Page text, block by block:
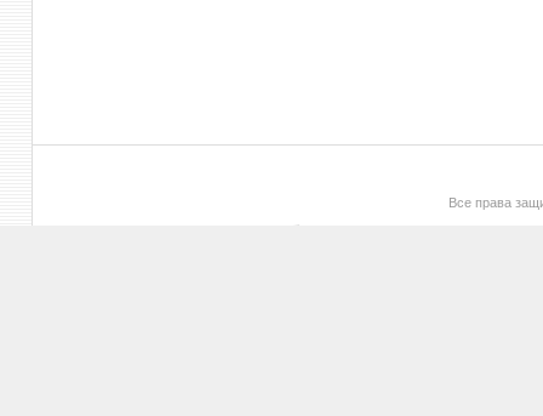
Все права